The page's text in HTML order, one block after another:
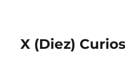
X (Diez)